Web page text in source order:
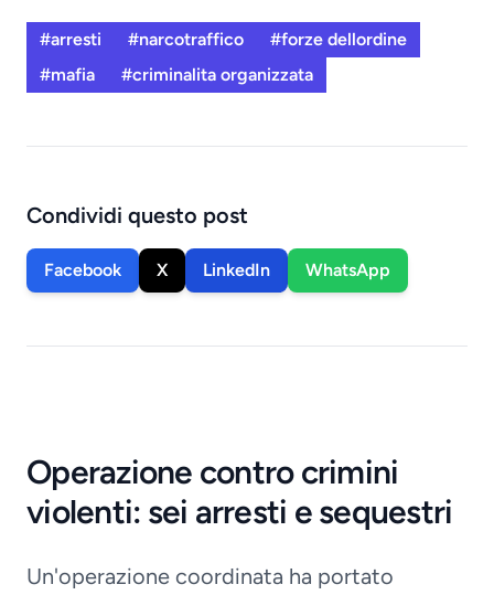
#arresti #narcotraffico
#forze dellordine
#mafia
#criminalita organizzata
Condividi questo post
Facebook X LinkedIn WhatsApp
Operazione contro crimini
violenti: sei arresti e sequestri
Un'operazione coordinata ha portato